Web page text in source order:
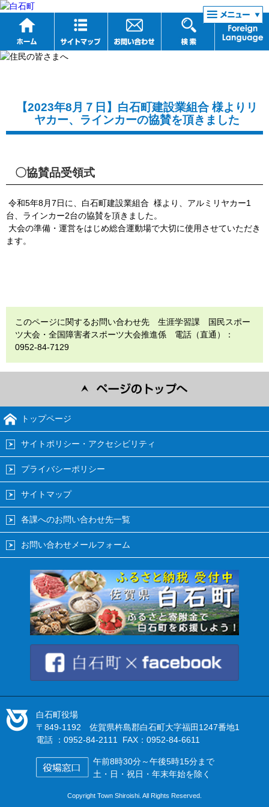
リンク集
【2023年8月７日】白石町建設業組合 様よりリ
ヤカー、ラインカーの協賛を頂きました
〇協賛品受領式
令和5年8月7日に、白石町建設業組合 様より、アルミリヤカー1
台、ラインカー2台の協賛を頂きました。
大会の準備・運営をはじめ総合運動場で大切に使用させていただき
ます。
このページに関するお問い合わせ先 生涯学習課 国民スポー
ツ大会・全国障害者スポーツ大会推進係 電話（直通）：
0952-84-7129
トップページ
サイトポリシー・アクセシビリティ
プライバシーポリシー
サイトマップ
各課へのお問い合わせ先一覧
お問い合わせメールフォーム
白石町役場
〒849-1192 佐賀県杵島郡白石町大字福田1247番地1
電話 ：0952-84-2111 FAX：0952-84-6611
午前8時30分～午後5時15分まで
土・日・祝日・年末年始を除く
Copyright Town Shiroishi. All Rights Reserved.